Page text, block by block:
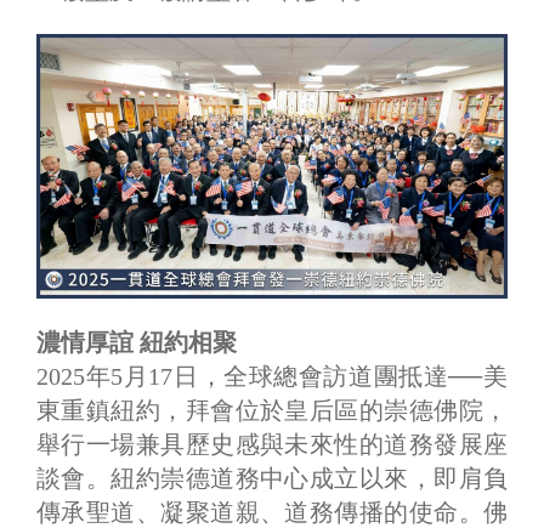
濃情厚誼 紐約相聚
2025年5月17日，全球總會訪道團抵達──美
東重鎮紐約，拜會位於皇后區的崇德佛院，
舉行一場兼具歷史感與未來性的道務發展座
談會。紐約崇德道務中心成立以來，即肩負
傳承聖道、凝聚道親、道務傳播的使命。佛